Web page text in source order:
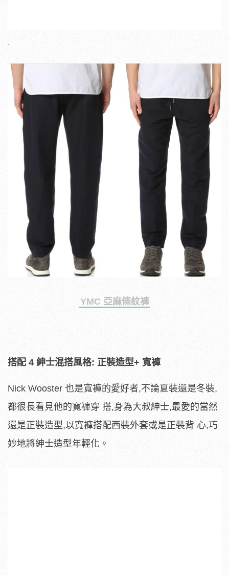
YMC 亞麻條紋褲
搭配 4 紳士混搭風格: 正裝造型+ 寬褲
Nick Wooster 也是寬褲的愛好者,不論夏裝還是冬裝,
都很長看見他的寬褲穿 搭,身為大叔紳士,最愛的當然
還是正裝造型,以寬褲搭配西裝外套或是正裝背 心,巧
妙地將紳士造型年輕化。